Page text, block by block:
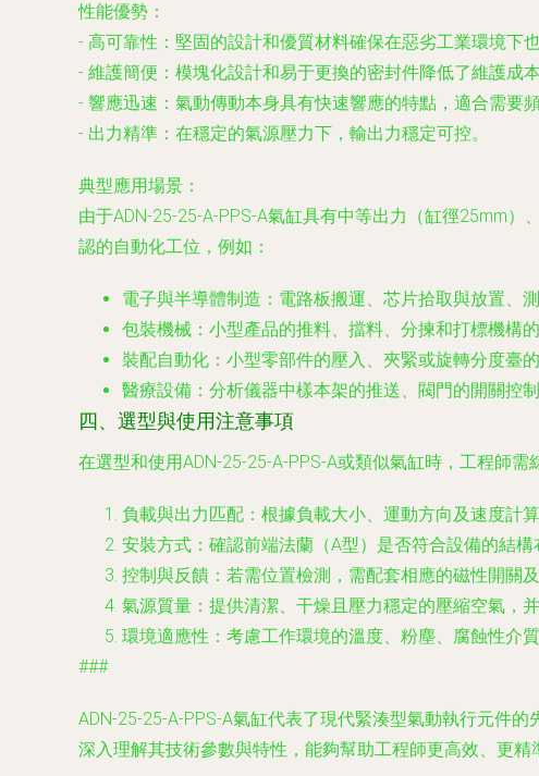
性能優勢 ：
- 高可靠性 ：堅固的設計和優質材料確保在惡劣工業環境下
- 維護簡便 ：模塊化設計和易于更換的密封件降低了維護成本
- 響應迅速 ：氣動傳動本身具有快速響應的特點，適合需要
- 出力精準 ：在穩定的氣源壓力下，輸出力穩定可控。
典型應用場景 ：
由于ADN-25-25-A-PPS-A氣缸具有中等出力（缸徑25mm
認的自動化工位，例如：
電子與半導體制造 ：電路板搬運、芯片拾取與放置、
包裝機械 ：小型產品的推料、擋料、分揀和打標機構的
裝配自動化 ：小型零部件的壓入、夾緊或旋轉分度臺的
醫療設備 ：分析儀器中樣本架的推送、閥門的開關控制
四、選型與使用注意事項
在選型和使用ADN-25-25-A-PPS-A或類似氣缸時，工程師需
負載與出力匹配 ：根據負載大小、運動方向及速度計
安裝方式 ：確認前端法蘭（A型）是否符合設備的結構
控制與反饋 ：若需位置檢測，需配套相應的磁性開關及
氣源質量 ：提供清潔、干燥且壓力穩定的壓縮空氣，
環境適應性 ：考慮工作環境的溫度、粉塵、腐蝕性介
###
ADN-25-25-A-PPS-A氣缸代表了現代緊湊型氣動執行元件
深入理解其技術參數與特性，能夠幫助工程師更高效、更